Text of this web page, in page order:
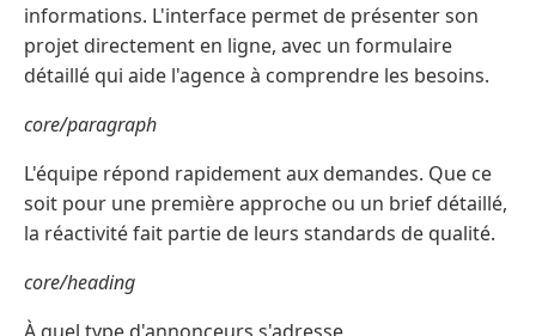
informations. L'interface permet de présenter son
projet directement en ligne, avec un formulaire
détaillé qui aide l'agence à comprendre les besoins.
core/paragraph
L'équipe répond rapidement aux demandes. Que ce
soit pour une première approche ou un brief détaillé,
la réactivité fait partie de leurs standards de qualité.
core/heading